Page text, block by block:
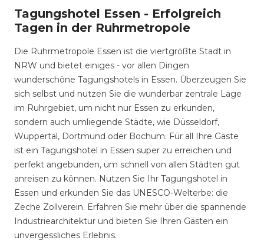
Tagungshotel Essen - Erfolgreich
Tagen in der Ruhrmetropole
Die Ruhrmetropole Essen ist die viertgrößte Stadt in
NRW und bietet einiges - vor allen Dingen
wunderschöne Tagungshotels in Essen. Überzeugen Sie
sich selbst und nutzen Sie die wunderbar zentrale Lage
im Ruhrgebiet, um nicht nur Essen zu erkunden,
sondern auch umliegende Städte, wie Düsseldorf,
Wuppertal, Dortmund oder Bochum. Für all Ihre Gäste
ist ein Tagungshotel in Essen super zu erreichen und
perfekt angebunden, um schnell von allen Städten gut
anreisen zu können. Nutzen Sie Ihr Tagungshotel in
Essen und erkunden Sie das UNESCO-Welterbe: die
Zeche Zollverein. Erfahren Sie mehr über die spannende
Industriearchitektur und bieten Sie Ihren Gästen ein
unvergessliches Erlebnis.